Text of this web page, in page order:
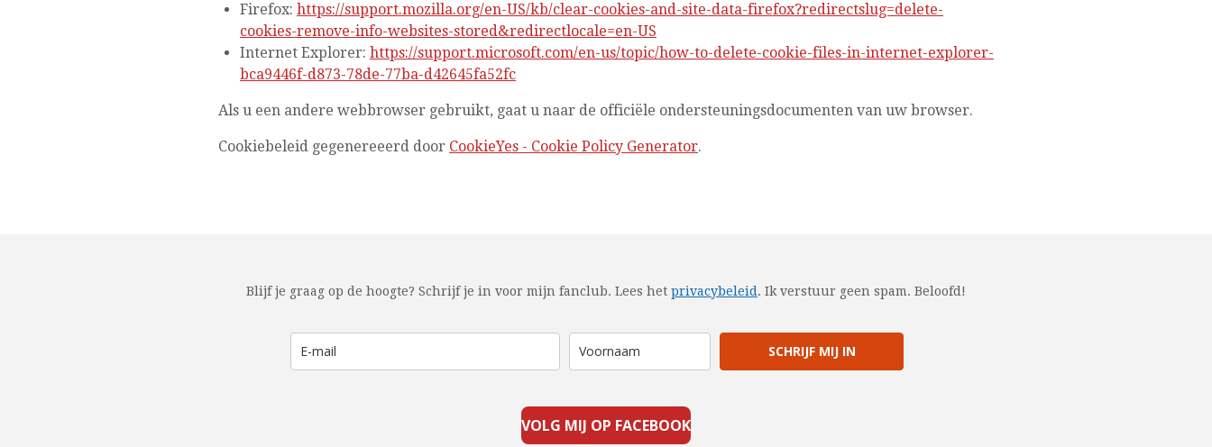
Firefox: https://support.mozilla.org/en-US/kb/clear-cookies-and-site-data-firefox?redirectslug=delete-
cookies-remove-info-websites-stored&redirectlocale=en-US
Internet Explorer: https://support.microsoft.com/en-us/topic/how-to-delete-cookie-files-in-internet-explorer-
bca9446f-d873-78de-77ba-d42645fa52fc
Als u een andere webbrowser gebruikt, gaat u naar de officiële ondersteuningsdocumenten van uw browser.
Cookiebeleid gegenereeerd door CookieYes - Cookie Policy Generator.
Blijf je graag op de hoogte? Schrijf je in voor mijn fanclub. Lees het privacybeleid . Ik verstuur geen spam. Beloofd!
SCHRIJF MIJ IN
VOLG MIJ OP FACEBOOK